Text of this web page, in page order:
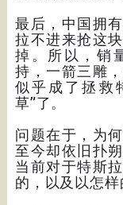
最后，中国拥
拉不进来抢这
掉。所以，销
持，一箭三雕
似乎成了拯救
草”了。
问题在于，为
至今却依旧扑
当前对于特斯
的，以及以怎样